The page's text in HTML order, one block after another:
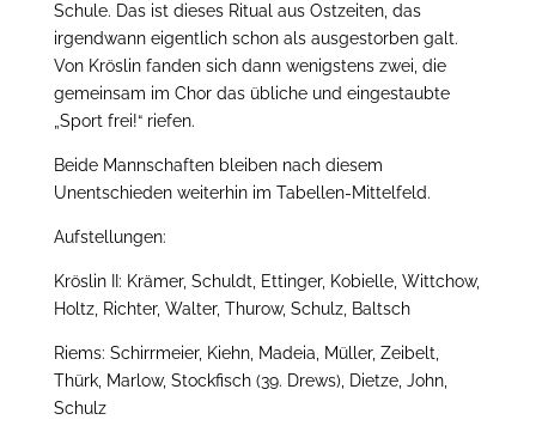
Schule. Das ist dieses Ritual aus Ostzeiten, das
irgendwann eigentlich schon als ausgestorben galt.
Von Kröslin fanden sich dann wenigstens zwei, die
gemeinsam im Chor das übliche und eingestaubte
„Sport frei!“ riefen.
Beide Mannschaften bleiben nach diesem
Unentschieden weiterhin im Tabellen-Mittelfeld.
Aufstellungen:
Kröslin II: Krämer, Schuldt, Ettinger, Kobielle, Wittchow,
Holtz, Richter, Walter, Thurow, Schulz, Baltsch
Riems: Schirrmeier, Kiehn, Madeia, Müller, Zeibelt,
Thürk, Marlow, Stockfisch (39. Drews), Dietze, John,
Schulz